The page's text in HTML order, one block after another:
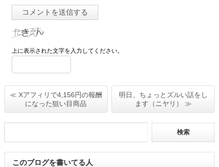
上に表示された文字を入力してください。
≪ Xアフィリで4,156円の報酬
になった狙い目商品
明日、ちょっとズルい話をし
ます（ニヤリ） ≫
このブログを書いてる人